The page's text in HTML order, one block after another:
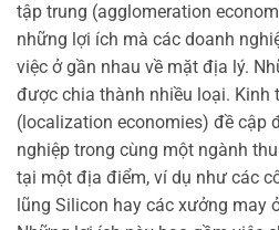
tập trung (agglomeration
những lợi ích mà các doanh
việc ở gần nhau về mặt địa lý.
được chia thành nhiều loại. Kinh
(localization economies) đề cập
nghiệp trong cùng một ngành
tại một địa điểm, ví dụ như các
lũng Silicon hay các xưởng may